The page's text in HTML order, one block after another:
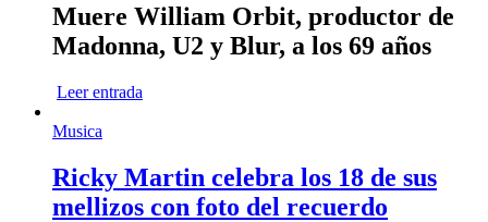
Muere William Orbit, productor de
Madonna, U2 y Blur, a los 69 años
Leer entrada
Musica
Ricky Martin celebra los 18 de sus
mellizos con foto del recuerdo